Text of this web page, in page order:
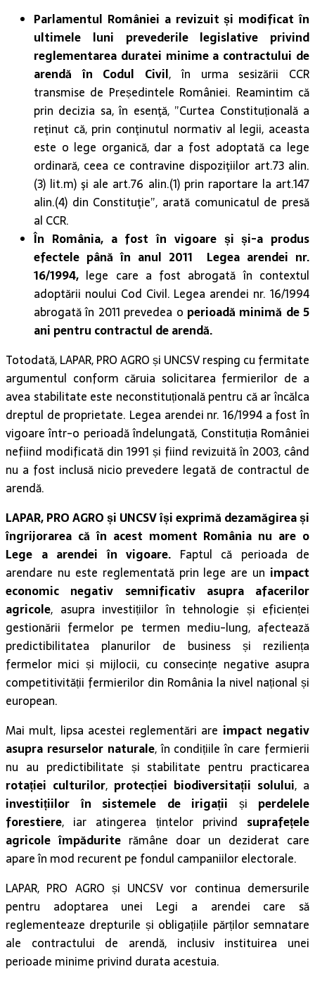
Parlamentul României a revizuit și modificat în
ultimele luni prevederile legislative privind
reglementarea duratei minime a contractului de
arendă în Codul Civil, în urma sesizării CCR
transmise de Președintele României. Reamintim că
prin decizia sa, în esenţă, ”Curtea Constituțională a
reţinut că, prin conţinutul normativ al legii, aceasta
este o lege organică, dar a fost adoptată ca lege
ordinară, ceea ce contravine dispoziţiilor art.73 alin.
(3) lit.m) şi ale art.76 alin.(1) prin raportare la art.147
alin.(4) din Constituţie”, arată comunicatul de presă
al CCR.
În România, a fost în vigoare și și-a produs
efectele până în anul 2011 Legea arendei nr.
16/1994, lege care a fost abrogată în contextul
adoptării noului Cod Civil. Legea arendei nr. 16/1994
abrogată în 2011 prevedea o perioadă minimă de 5
ani pentru contractul de arendă.
Totodată, LAPAR, PRO AGRO și UNCSV resping cu fermitate
argumentul conform căruia solicitarea fermierilor de a
avea stabilitate este neconstituțională pentru că ar încălca
dreptul de proprietate. Legea arendei nr. 16/1994 a fost în
vigoare într-o perioadă îndelungată, Constituția României
nefiind modificată din 1991 și fiind revizuită în 2003, când
nu a fost inclusă nicio prevedere legată de contractul de
arendă.
LAPAR, PRO AGRO și UNCSV își exprimă dezamăgirea și
îngrijorarea că în acest moment România nu are o
Lege a arendei în vigoare. Faptul că perioada de
arendare nu este reglementată prin lege are un impact
economic negativ semnificativ asupra afacerilor
agricole, asupra investițiilor în tehnologie și eficienței
gestionării fermelor pe termen mediu-lung, afectează
predictibilitatea planurilor de business și reziliența
fermelor mici și mijlocii, cu consecințe negative asupra
competitivității fermierilor din România la nivel național și
european.
Mai mult, lipsa acestei reglementări are impact negativ
asupra resurselor naturale, în condițiile în care fermierii
nu au predictibilitate și stabilitate pentru practicarea
rotației culturilor, protecției biodiversitații solului, a
investițiilor în sistemele de irigații și perdelele
forestiere, iar atingerea țintelor privind suprafețele
agricole împădurite rămâne doar un deziderat care
apare în mod recurent pe fondul campaniilor electorale.
LAPAR, PRO AGRO și UNCSV vor continua demersurile
pentru adoptarea unei Legi a arendei care să
reglementeaze drepturile și obligațiile părților semnatare
ale contractului de arendă, inclusiv instituirea unei
perioade minime privind durata acestuia.